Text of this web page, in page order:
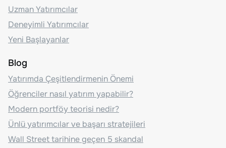
Uzman Yatırımcılar
Deneyimli Yatırımcılar
Yeni Başlayanlar
Blog
Yatırımda Çeşitlendirmenin Önemi
Öğrenciler nasıl yatırım yapabilir?
Modern portföy teorisi nedir?
Ünlü yatırımcılar ve başarı stratejileri
Wall Street tarihine geçen 5 skandal